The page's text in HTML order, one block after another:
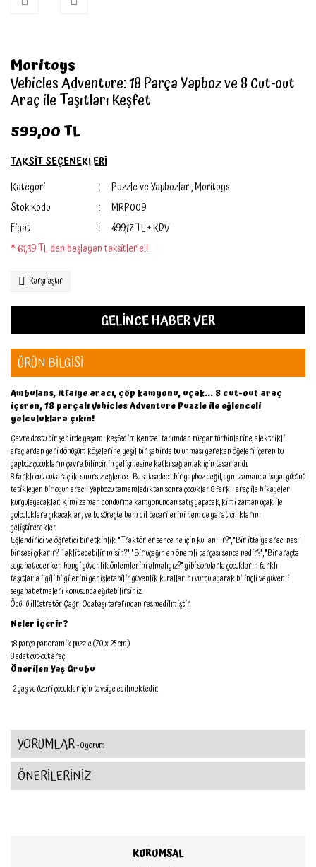
Moritoys
Vehicles Adventure: 18 Parça Yapboz ve 8 Cut-out
Araç ile Taşıtları Keşfet
599,00 TL
TAKSİT SEÇENEKLERİ
Kategori
Puzzle ve Yapbozlar,Moritoys
Stok Kodu
MRP009
Fiyat
499,17 TL + KDV
* 61,39 TL den başlayan taksitlerle!!
Karşılaştır
GELİNCE HABER VER
ÜRÜN BİLGİSİ
Ambulans, itfaiye aracı, çöp kamyonu, uçak... 8 cut-out araç
içeren, 18 parçalı Vehicles Adventure Puzzle ile eğlenceli
yolculuklara çıkın!
Çevre dostu bir şehirde yaşamı keşfedin: Kentsel tarımdan rüzgar türbinlerine, elektrikli
araçlardan geri dönüşüm köşelerine, yeşil bir şehirde bulunması gereken öğeleri içeren bu
yapboz çocukların çevre bilincinin gelişmesine katkı sağlamak için tasarlandı.
8 farklı cut-out araç ile sınırsız eğlence : Bu set sadece bir yapboz değil, aynı zamanda hayal gücünü
tetikleyen bir oyun aracı! Yapbozu tamamladıktan sonra çocuklar 8 farklı araç ile hikayeler
kurgulayacaklar. Kimi zaman dondurma kamyonundan satış yapacak, kimi zaman uçak ile
yolculuklara çıkacaklar; ve bu süreçte hem dil becerilerini hem de yaratıcılıklarını
geliştirecekler.
Eğlendirici ve öğretici bir etkinlik: "Traktörler sence ne için kullanılır?", "Bir itfaiye aracı nasıl
bir sesi çıkarır? Taklit edebilir misin?", "Bir uçağın en önemli parçası sence nedir?", "Bir araçta
seyahat ederken hangi güvenlik önlemlerini almalıyız?" gibi sorularla çocukların farklı
taşıtlarla ilgili bilgilerini genişletebilir, güvenlik kurallarını vurgulayarak bilinçli ve güvenli
seyahat etmeleri konusunda eğitebilirsiniz.
Ödüllü illüstratör Çağrı Odabaşı tarafından resmedilmiştir.
Neler İçerir?
18 parça panoramik puzzle (70 x 25 cm)
8 adet cut-out araç
Önerilen Yaş Grubu
2 yaş ve üzeri çocuklar için tavsiye edilmektedir.
YORUMLAR- 0 yorum
ÖNERİLERİNİZ
KURUMSAL